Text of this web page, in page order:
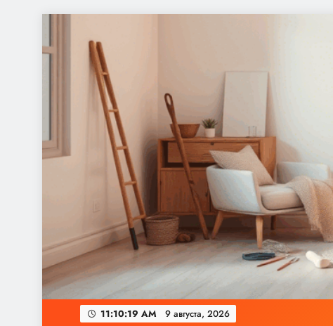
содержимому
11:10:20 AM 9 августа,
2026